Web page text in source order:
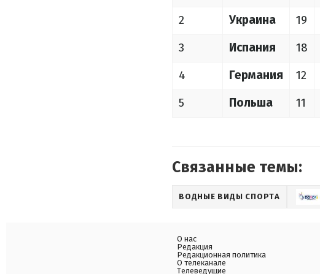
2
Украина 19
3
Испания 18
4
Германия 12
5
Польша 11
Связанные темы:
ВОДНЫЕ ВИДЫ СПОРТА
О нас
Редакция
Редакционная политика
О телеканале
Телеведущие